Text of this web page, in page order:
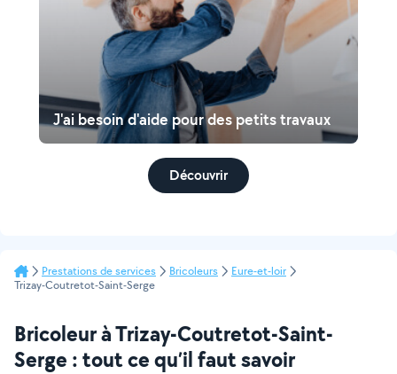
J'ai besoin d'aide pour des petits travaux
Découvrir
Prestations de services Bricoleurs
Eure-et-loir
Trizay-Coutretot-Saint-Serge
Bricoleur à Trizay-Coutretot-Saint-
Serge : tout ce qu’il faut savoir